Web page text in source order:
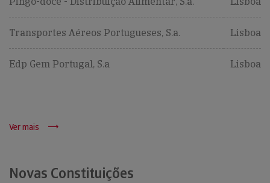
Transportes Aéreos Portugueses, S.a. Lisboa
Edp Gem Portugal, S.a Lisboa
Ver mais
Novas Constituições